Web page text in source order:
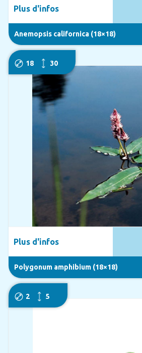
Anemopsis californica (18×18)
Plus d'infos
18 30
Polygonum amphibium (18×18)
Plus d'infos
2 5